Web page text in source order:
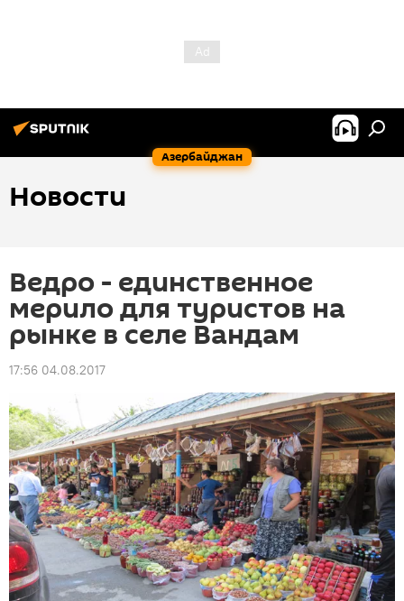
Азербайджан
Новости
Ведро - единственное
мерило для туристов на
рынке в селе Вандам
17:56 04.08.2017